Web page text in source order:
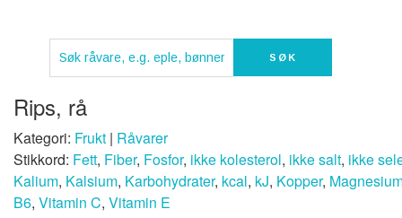
Rips, rå
Kategori: Frukt | Råvarer
Stikkord: Fett, Fiber, Fosfor, ikke kolesterol, ikke salt, ikke
Kalium, Kalsium, Karbohydrater, kcal, kJ, Kopper,
B6, Vitamin C, Vitamin E